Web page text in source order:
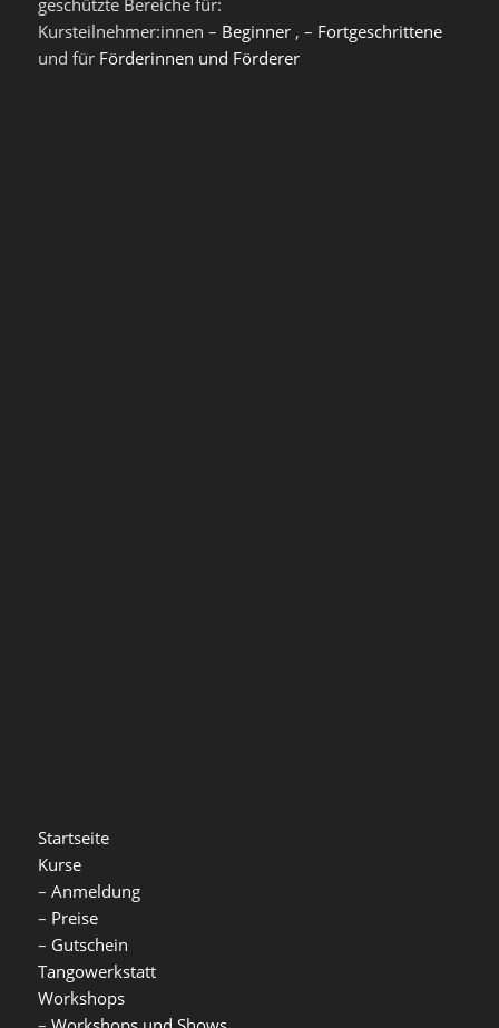
geschützte Bereiche für:
Kursteilnehmer:innen – Beginner, – Fortgeschrittene
und für Förderinnen und Förderer
Startseite
Kurse
– Anmeldung
– Preise
– Gutschein
Tangowerkstatt
Workshops